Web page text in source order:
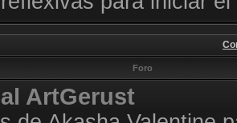
Foro
ArtGerust